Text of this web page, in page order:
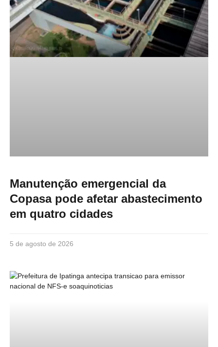
Manutenção emergencial da
Copasa pode afetar abastecimento
em quatro cidades
5 de agosto de 2026